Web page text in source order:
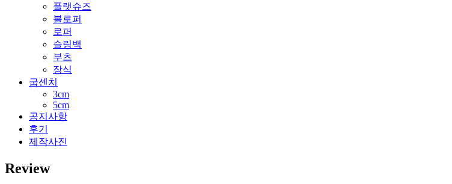
플랫슈즈
블로퍼
로퍼
슬링백
부츠
장식
굽센치
3cm
5cm
공지사항
후기
제작사진
Review